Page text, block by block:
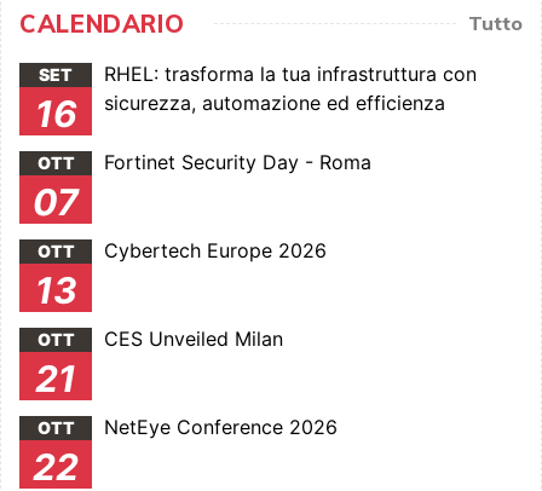
CALENDARIO Tutto
SET
16
RHEL: trasforma la tua infrastruttura con
sicurezza, automazione ed efficienza
OTT
07
Fortinet Security Day - Roma
OTT
13
Cybertech Europe 2026
OTT
21
CES Unveiled Milan
OTT
22
NetEye Conference 2026